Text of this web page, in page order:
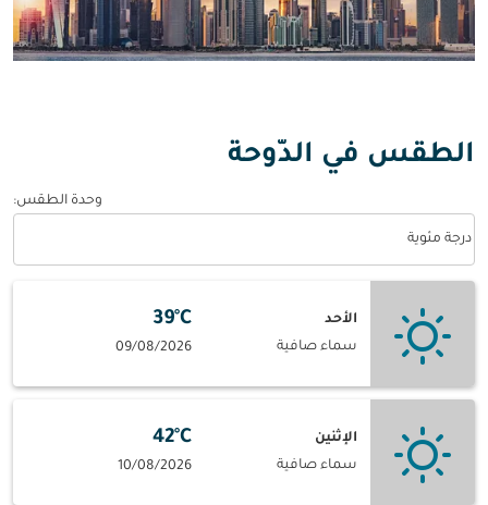
الطقس في الدّوحة
وحدة الطقس:
درجة مئوية
الأحد
سماء صافية
39°C
09/08/2026
الإثنين
سماء صافية
42°C
10/08/2026